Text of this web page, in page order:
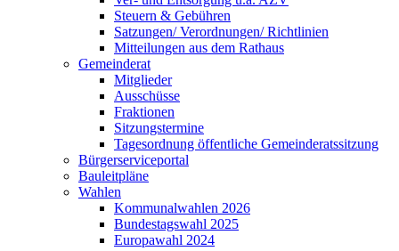
Steuern & Gebühren
Satzungen/ Verordnungen/ Richtlinien
Mitteilungen aus dem Rathaus
Gemeinderat
Mitglieder
Ausschüsse
Fraktionen
Sitzungstermine
Tagesordnung öffentliche Gemeinderatssitzung
Bürgerserviceportal
Bauleitpläne
Wahlen
Kommunalwahlen 2026
Bundestagswahl 2025
Europawahl 2024